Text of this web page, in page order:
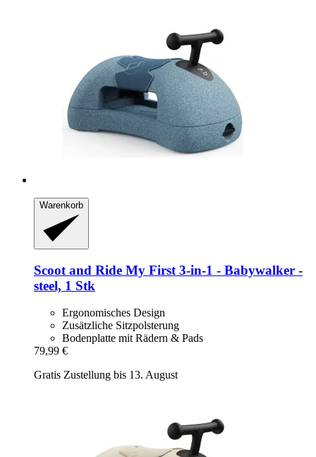
Warenkorb
Scoot and Ride My First 3-​in-​1 -​ Babywalker -​
steel, 1 Stk
Ergonomisches Design
Zusätzliche Sitzpolsterung
Bodenplatte mit Rädern & Pads
79,99 €
Gratis Zustellung bis 13. August